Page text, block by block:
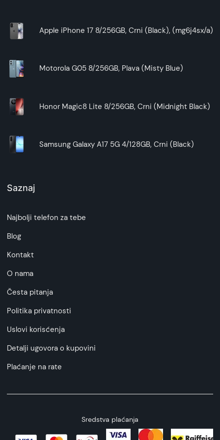
Apple iPhone 17 8/256GB, Crni (Black), (mg6j4sx/a)
Motorola G05 8/256GB, Plava (Misty Blue)
Honor Magic8 Lite 8/256GB, Crni (Midnight Black)
Samsung Galaxy A17 5G 4/128GB, Crni (Black)
Saznaj
Najbolji telefon za tebe
Blog
Kontakt
O nama
Česta pitanja
Politika privatnosti
Uslovi korisćenja
Detalji ugovora o kupovini
Plaćanje na rate
Sredstva plaćanja